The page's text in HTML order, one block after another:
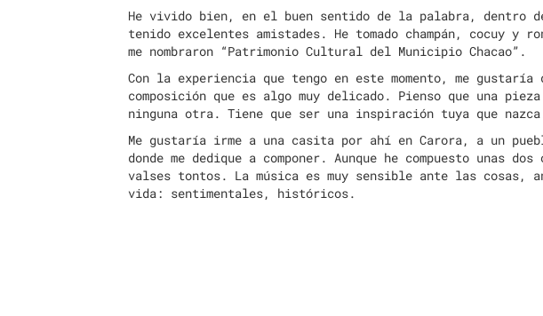
He vivido bien, en el buen sentido de la palabra, dentro
tenido excelentes amistades. He tomado champán, cocuy y
me nombraron “Patrimonio Cultural del Municipio Chacao”.
Con la experiencia que tengo en este momento, me gustaría
composición que es algo muy delicado. Pienso que una
ninguna otra. Tiene que ser una inspiración tuya que
Me gustaría irme a una casita por ahí en Carora, a un
donde me dedique a componer. Aunque he compuesto unas
valses tontos. La música es muy sensible ante las cosas,
vida: sentimentales, históricos.